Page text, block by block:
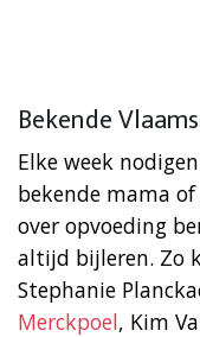
Bekende
Elke week
bekende mama
over opvoeding
altijd bijleren. Zo
Stephanie
Merckpoel, Kim